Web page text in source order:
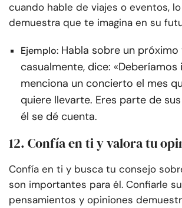
cuando hable de viajes o eventos,
demuestra que te imagina en su
Ejemplo: Habla sobre un próximo
casualmente, dice: «Deberíamos
menciona un concierto el mes
quiere llevarte. Eres parte de
él se dé cuenta.
12. Confía en ti y valora tu
Confía en ti y busca tu consejo
son importantes para él. Confiarle
pensamientos y opiniones